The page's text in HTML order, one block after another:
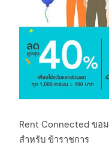
Rent Connected ขอ
สำหรับ ข้าราชการ